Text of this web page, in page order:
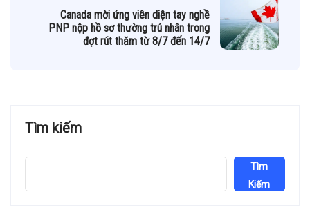
Canada mời ứng viên diện tay nghề
PNP nộp hồ sơ thường trú nhân trong
đợt rút thăm từ 8/7 đến 14/7
Tìm kiếm
Tìm
Kiếm